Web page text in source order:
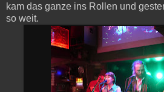
kam das ganze ins Rollen und
so weit.